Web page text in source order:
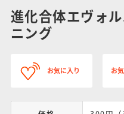
進化合体エヴォ
ニング
お気に入り お